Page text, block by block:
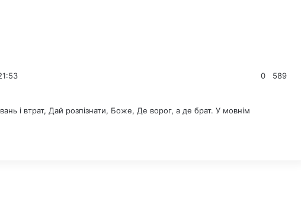
0 589
і втрат, Дай розпізнати, Боже, Де ворог, а де брат. У мовнім